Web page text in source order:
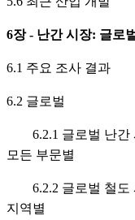
6장 - 난간 시장: 글로
6.1 주요 조사 결과
6.2 글로벌
6.2.1 글로벌 난간
모든 부문별
6.2.2 글로벌 철도
지역별